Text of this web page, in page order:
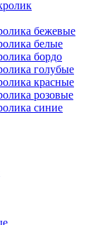
бежевые
белые
бордо
голубые
красные
розовые
синие